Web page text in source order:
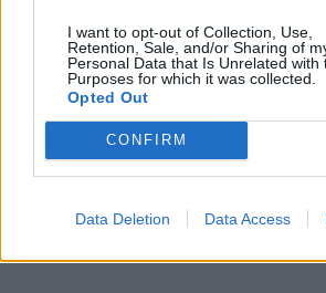
I want to opt-out of Collection, Use,
Retention, Sale, and/or Sharing of
Personal Data that Is Unrelated with
Purposes for which it was collected.
Opted Out
CONFIRM
Data Deletion Data Access
που απαιτούσε διαχείριση.
Σε κάθε περίπτωση,η
να ξεκαθαρίσει και για τους
πρωινές προπονήσεις της
του Σαββάτου. Η παρουσία
σίγουρα θα ανεβάσει ηθικό
για νικηφόρο αποτέλεσμα.